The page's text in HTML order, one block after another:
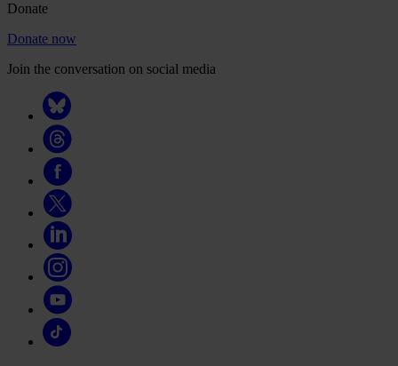
Donate
Donate now
Join the conversation on social media